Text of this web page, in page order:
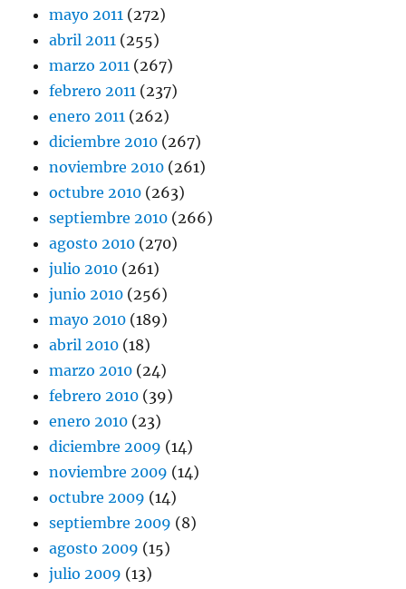
mayo 2011 (272)
abril 2011 (255)
marzo 2011 (267)
febrero 2011 (237)
enero 2011 (262)
diciembre 2010 (267)
noviembre 2010 (261)
octubre 2010 (263)
septiembre 2010 (266)
agosto 2010 (270)
julio 2010 (261)
junio 2010 (256)
mayo 2010 (189)
abril 2010 (18)
marzo 2010 (24)
febrero 2010 (39)
enero 2010 (23)
diciembre 2009 (14)
noviembre 2009 (14)
octubre 2009 (14)
septiembre 2009 (8)
agosto 2009 (15)
julio 2009 (13)